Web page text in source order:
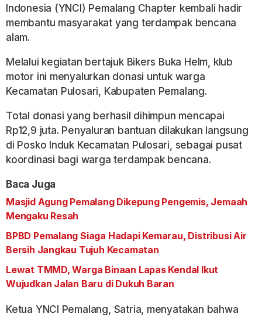
Indonesia (YNCI) Pemalang Chapter kembali hadir
membantu masyarakat yang terdampak bencana
alam.
Melalui kegiatan bertajuk Bikers Buka Helm, klub
motor ini menyalurkan donasi untuk warga
Kecamatan Pulosari, Kabupaten Pemalang.
Total donasi yang berhasil dihimpun mencapai
Rp12,9 juta. Penyaluran bantuan dilakukan langsung
di Posko Induk Kecamatan Pulosari, sebagai pusat
koordinasi bagi warga terdampak bencana.
Baca Juga
Masjid Agung Pemalang Dikepung Pengemis, Jemaah
Mengaku Resah
BPBD Pemalang Siaga Hadapi Kemarau, Distribusi Air
Bersih Jangkau Tujuh Kecamatan
Lewat TMMD, Warga Binaan Lapas Kendal Ikut
Wujudkan Jalan Baru di Dukuh Baran
Ketua YNCI Pemalang, Satria, menyatakan bahwa